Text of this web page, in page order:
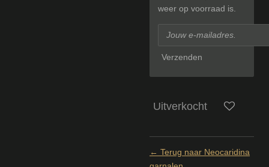
weer op voorraad is.
Verzenden
Uitverkocht
← Terug naar Neocaridina